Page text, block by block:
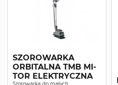
SZOROWARKA
ORBITALNA TMB MI-
TOR ELEKTRYCZNA